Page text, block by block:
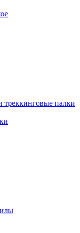
треккинговые палки